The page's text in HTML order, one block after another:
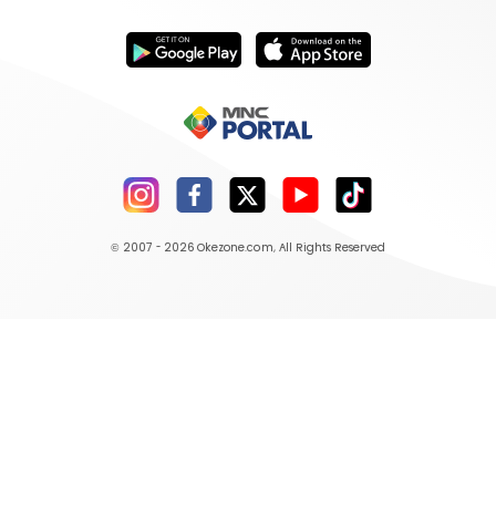
© 2007 - 2026 Okezone.com, All Rights Reserved